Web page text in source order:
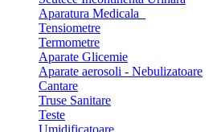
Aparatura Medicala
Tensiometre
Termometre
Aparate Glicemie
Aparate aerosoli - Nebulizatoare
Cantare
Truse Sanitare
Teste
Umidificatoare